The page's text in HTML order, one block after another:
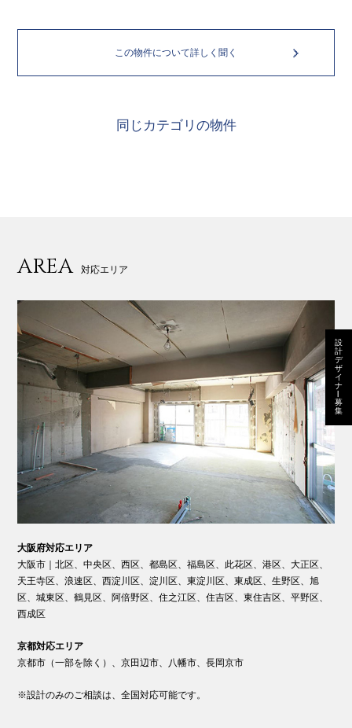
この物件について詳しく聞く
同じカテゴリの物件
AREA 対応エリア
大阪府対応エリア
大阪市｜北区、中央区、西区、都島区、福島区、此花区、港区、大正区、
天王寺区、浪速区、西淀川区、淀川区、東淀川区、東成区、生野区、旭
区、城東区、鶴見区、阿倍野区、住之江区、住吉区、東住吉区、平野区、
西成区
京都対応エリア
京都市（一部を除く）、京田辺市、八幡市、長岡京市
※設計のみのご相談は、全国対応可能です。
設
計
デ
ザ
イ
ナ
募
集